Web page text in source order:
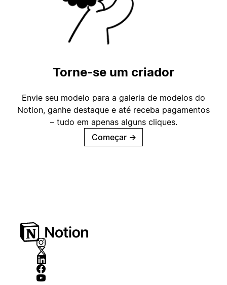
Torne-se um criador
Envie seu modelo para a galeria de modelos do
Notion, ganhe destaque e até receba pagamentos
– tudo em apenas alguns cliques.
Começar →